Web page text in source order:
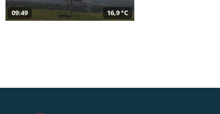
09:49 16,9 °C